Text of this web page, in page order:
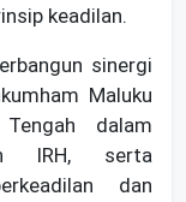
keadilan.
sinergi
Maluku
dalam
IRH, serta
dan